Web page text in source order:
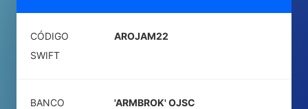
CÓDIGO
SWIFT
AROJAM22
BANCO 'ARMBROK' OJSC